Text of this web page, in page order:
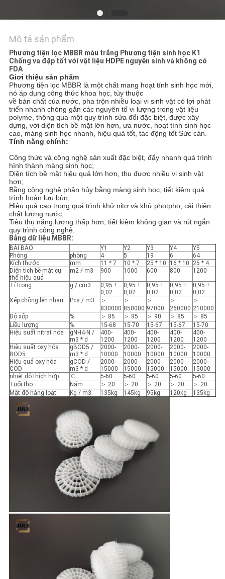
TRANG
WEB
CHÍNH
SÁCH
BẢO
MẬT
Mô tả sản phẩm
Phương tiện lọc MBBR màu trắng Phương tiện sinh học K1
Chống va đập tốt với vật liệu HDPE nguyên sinh và không có
FDA
Giơi thiệu sản phẩm
Phương tiện lọc MBBR là một chất mang hoạt tính sinh học mới,
nó áp dụng công thức khoa học, tùy thuộc
về bản chất của nước, pha trộn nhiều loại vi sinh vật có lợi phát
triển nhanh chóng gắn các nguyên tố vi lượng trong vật liệu
polyme, thông qua một quy trình sửa đổi đặc biệt, được xây
dựng, với diện tích bề mặt lớn hơn, ưa nước, hoạt tính sinh học
cao, màng sinh học nhanh, hiệu quả tốt, tác động tốt Sức cản.
Tính năng chính:
Công thức và công nghệ sản xuất đặc biệt, đẩy nhanh quá trình
hình thành màng sinh học;
Diện tích bề mặt hiệu quả lớn hơn, thu được nhiều vi sinh vật
hơn;
Bằng công nghệ phân hủy bằng màng sinh học, tiết kiệm quá
trình hoàn lưu bùn;
Hiệu quả cao trong quá trình khử nitơ và khử photpho, cải thiện
chất lượng nước;
Tiêu thụ năng lượng thấp hơn, tiết kiệm không gian và rút ngắn
quy trình công nghệ.
Bảng dữ liệu MBBR:
BÀI BÁO Y1 Y2 Y3 Y4
Y5
Phòng
phòng 4 5 19 6
64
Kích thước
mm 11 * 7 10 * 7 25 * 10 16 * 10
25 * 4
Diện tích bề mặt cụ
thể hiệu quả
m2 / m3 900 1000 600 800 1200
Tỉ trọng g / cm3
0,95 ±
0,02
0,95 ±
0,02
0,95 ±
0,02
0,95 ±
0,02
0,95 ±
0,02
Xếp chồng lên nhau
Pcs / m3
＞
830000
＞
850000
＞
97000
＞
260000
＞
210000
Độ xốp
% ＞ 85 ＞ 85 ＞ 90 ＞ 85
＞ 85
Liều lượng
% 15-68 15-70 15-67 15-67
15-70
Hiệu suất nitrat hóa
gNH4-N /
m3 * d
400-
1200
400-
1200
400-
1200
400-
1200
400-
1200
Hiệu suất oxy hóa
BOD5
gBOD5 /
m3 * d
2000-
10000
2000-
10000
2000-
10000
2000-
10000
2000-
10000
Hiệu quả oxy hóa
COD
gCOD /
m3 * d
2000-
15000
2000-
15000
2000-
15000
2000-
15000
2000-
15000
nhiệt độ thích hợp
℃ 5-60 5-60 5-60 5-60
5-60
Tuổi thọ
Năm ＞ 20 ＞ 20 ＞ 20 ＞ 20
＞ 20
Mật độ hàng loạt
Kg / m3 135kg 145kg 95kg 120kg 135kg